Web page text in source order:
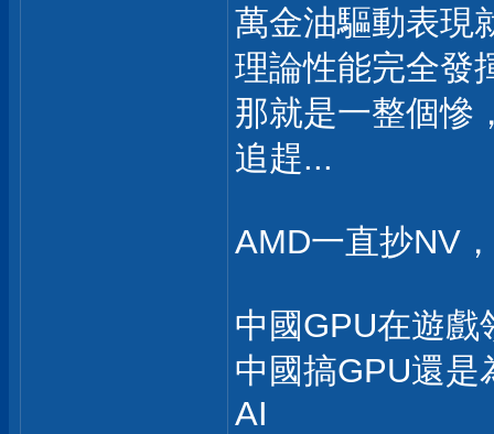
萬金油驅動表現
理論性能完全發
那就是一整個慘
追趕...
AMD一直抄NV
中國GPU在遊戲
中國搞GPU還是
AI